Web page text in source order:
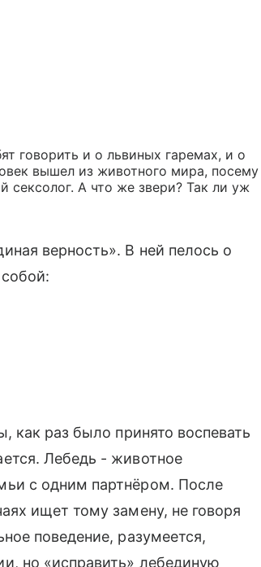
говорить и о львиных гаремах, и о
вышел из животного мира, посему
сексолог. А что же звери? Так ли уж
верность». В ней пелось о
как раз было принято воспевать
Лебедь - животное
с одним партнёром. После
ищет тому замену, не говоря
поведение, разумеется,
но «исправить» лебединую